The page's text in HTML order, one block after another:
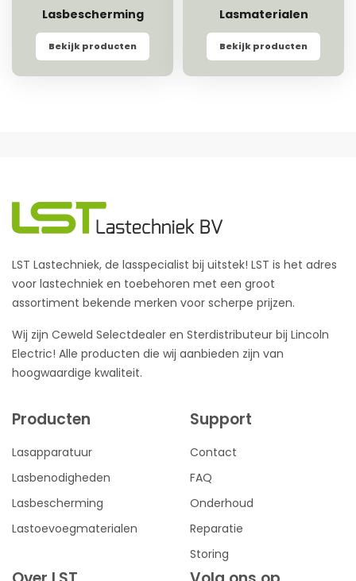
Lasbescherming
Bekijk producten
Lasmaterialen
Bekijk producten
LST Lastechniek, de lasspecialist bij uitstek! LST is het adres
voor lastechniek en toebehoren met een groot
assortiment bekende merken voor scherpe prijzen.
Wij zijn Ceweld Selectdealer en Sterdistributeur bij Lincoln
Electric! Alle producten die wij aanbieden zijn van
hoogwaardige kwaliteit.
Producten
Lasapparatuur
Lasbenodigheden
Lasbescherming
Lastoevoegmaterialen
Support
Contact
FAQ
Onderhoud
Reparatie
Storing